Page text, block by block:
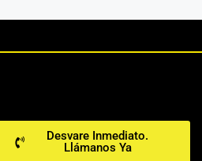
Desvare Inmediato.
Llámanos Ya